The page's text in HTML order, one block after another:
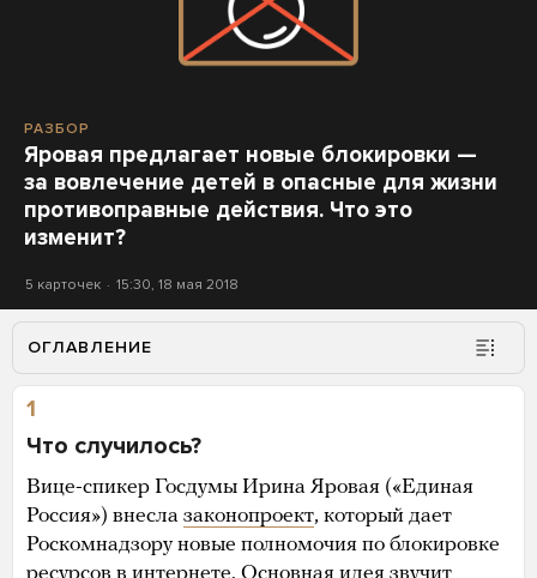
РАЗБОР
Яровая предлагает новые блокировки —
за вовлечение детей в опасные для жизни
противоправные действия. Что это
изменит?
5 карточек 15:30, 18 мая 2018
ОГЛАВЛЕНИЕ
1
Что случилось?
Вице-спикер Госдумы Ирина Яровая («Единая
Россия») внесла законопроект, который дает
Роскомнадзору новые полномочия по блокировке
ресурсов в интернете. Основная идея звучит